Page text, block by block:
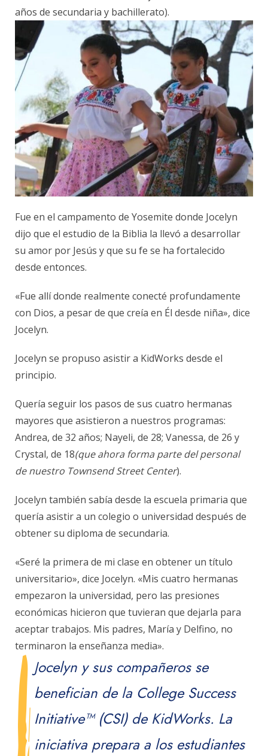
años de secundaria y bachillerato).
Fue en el campamento de Yosemite donde Jocelyn
dijo que el estudio de la Biblia la llevó a desarrollar
su amor por Jesús y que su fe se ha fortalecido
desde entonces.
«Fue allí donde realmente conecté profundamente
con Dios, a pesar de que creía en Él desde niña», dice
Jocelyn.
Jocelyn se propuso asistir a KidWorks desde el
principio.
Quería seguir los pasos de sus cuatro hermanas
mayores que asistieron a nuestros programas:
Andrea, de 32 años; Nayeli, de 28; Vanessa, de 26 y
Crystal, de 18(que ahora forma parte del personal
de nuestro Townsend Street Center).
Jocelyn también sabía desde la escuela primaria que
quería asistir a un colegio o universidad después de
obtener su diploma de secundaria.
«Seré la primera de mi clase en obtener un título
universitario», dice Jocelyn. «Mis cuatro hermanas
empezaron la universidad, pero las presiones
económicas hicieron que tuvieran que dejarla para
aceptar trabajos. Mis padres, María y Delfino, no
terminaron la enseñanza media».
Jocelyn y sus compañeros se
benefician de la College Success
Initiative™ (CSI) de KidWorks. La
iniciativa prepara a los estudiantes